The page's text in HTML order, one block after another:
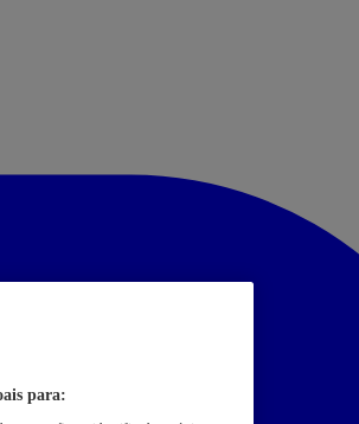
para: